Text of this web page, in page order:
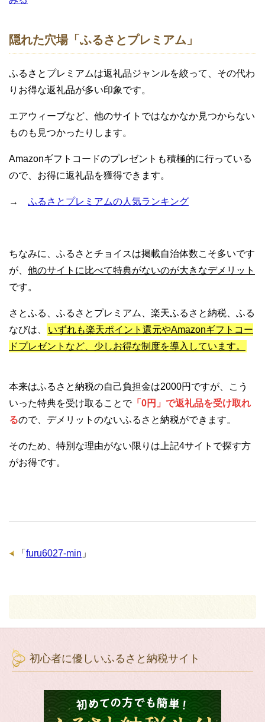
隠れた穴場「ふるさとプレミアム」
ふるさとプレミアムは返礼品ジャンルを絞って、その代わ
りお得な返礼品が多い印象です。
エアウィーブなど、他のサイトではなかなか見つからない
ものも見つかったりします。
Amazonギフトコードのプレゼントも積極的に行っている
ので、お得に返礼品を獲得できます。
→ ふるさとプレミアムの人気ランキング
ちなみに、ふるさとチョイスは掲載自治体数こそ多いです
が、 他のサイトに比べて特典がないのが大きなデメリット
です。
さとふる、ふるさとプレミアム、楽天ふるさと納税、ふる
なびは、
いずれも楽天ポイント還元やAmazonギフトコー
ドプレゼントなど、少しお得な制度を導入しています。
本来はふるさと納税の自己負担金は2000円ですが、こう
いった特典を受け取ることで「0円」で返礼品を受け取れ
るので、デメリットのないふるさと納税ができます。
そのため、特別な理由がない限りは上記4サイトで探す方
がお得です。
「 furu6027-min 」
初心者に優しいふるさと納税サイト